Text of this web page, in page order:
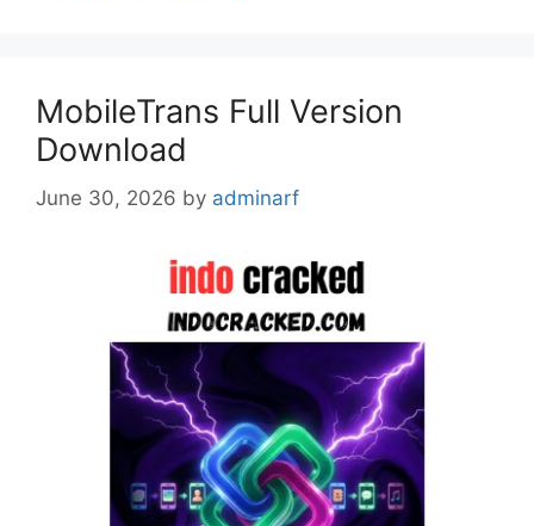
MobileTrans Full Version
Download
June 30, 2026 by adminarf